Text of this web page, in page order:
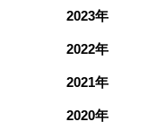
2023年
2022年
2021年
2020年